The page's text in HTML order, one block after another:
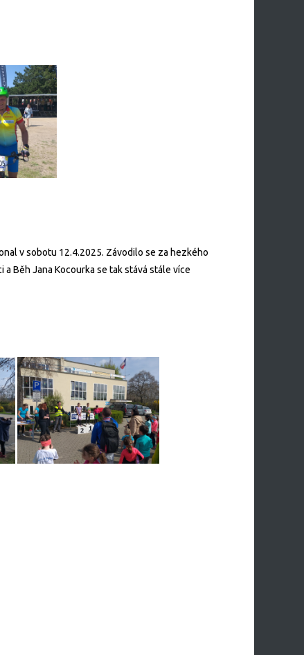
v sobotu 12.4.2025. Závodilo se za hezkého
Běh Jana Kocourka se tak stává stále více